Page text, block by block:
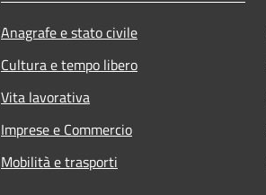
Anagrafe e stato civile
Cultura e tempo libero
Vita lavorativa
Imprese e Commercio
Mobilità e trasporti